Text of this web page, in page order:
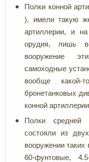
Полки конной
), имели такую
артиллерии, и
орудия, лишь
вооружение
самоходные
вообще
бронетанковых
конной
Полки средней
состояли из
вооружении
60-фунтовые,